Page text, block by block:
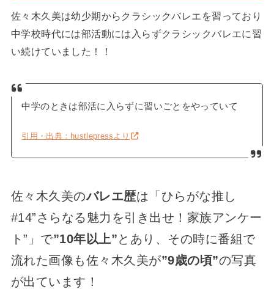
佐々木久美は幼少期からクラシックバレエを習っており
中学校時代には部活動には入らずクラシックバレエに習
い続けていました！！
中学のときは部活に入らずに習いごとをやっていて
引用・出典：hustlepressより
佐々木久美のバレエ歴は「ひらがな推し
#14”さらなる魅力を引き出せ！家族アンケー
ト”」で”10年以上”とあり、その時に番組で
流れた画像も佐々木久美が”9歳の頃”の写真
が出ています！